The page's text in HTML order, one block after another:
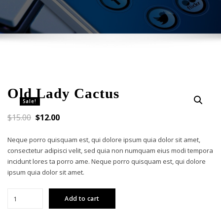
Sale!
Old Lady Cactus
$15.00 $12.00
Neque porro quisquam est, qui dolore ipsum quia dolor sit amet,
consectetur adipisci velit, sed quia non numquam eius modi tempora
incidunt lores ta porro ame. Neque porro quisquam est, qui dolore
ipsum quia dolor sit amet.
Add to cart